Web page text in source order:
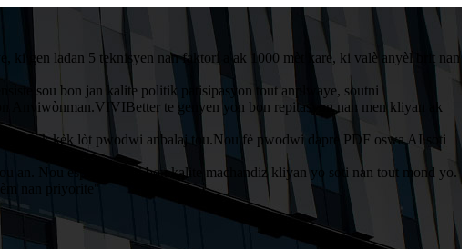
gen ladan 5 teknisyen nan faktori a ak 1000 mèt kare, ki valè anyèl brit nan
sou bon jan kalite politik patisipasyon tout anplwaye, soutni
Anviwònman.VIVIBetter te genyen yon bon repitasyon nan men kliyan ak
ak kèk lòt pwodwi anbalaj tou.Nou fè pwodwi dapre PDF oswa AI soti
an. Nou espere ofri pi bon kalite machandiz kliyan yo soti nan tout mond yo.
nan priyorite"